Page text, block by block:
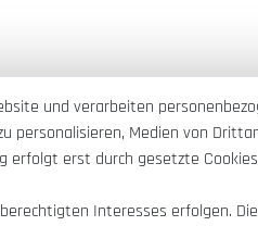
und verarbeiten
personalisieren, Medien von
erfolgt erst durch gesetzte
Interesses erfolgen.